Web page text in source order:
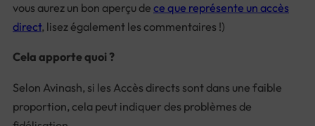
vous aurez un bon aperçu de ce que représente un accès
direct, lisez également les commentaires !)
Cela apporte quoi ?
Selon Avinash, si les Accès directs sont dans une faible
proportion, cela peut indiquer des problèmes de